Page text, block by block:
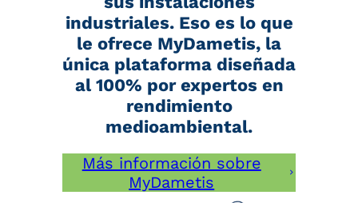
industriales. Eso es lo que
le ofrece MyDametis, la
única plataforma diseñada
al 100% por expertos en
rendimiento
medioambiental.
Más información sobre
MyDametis